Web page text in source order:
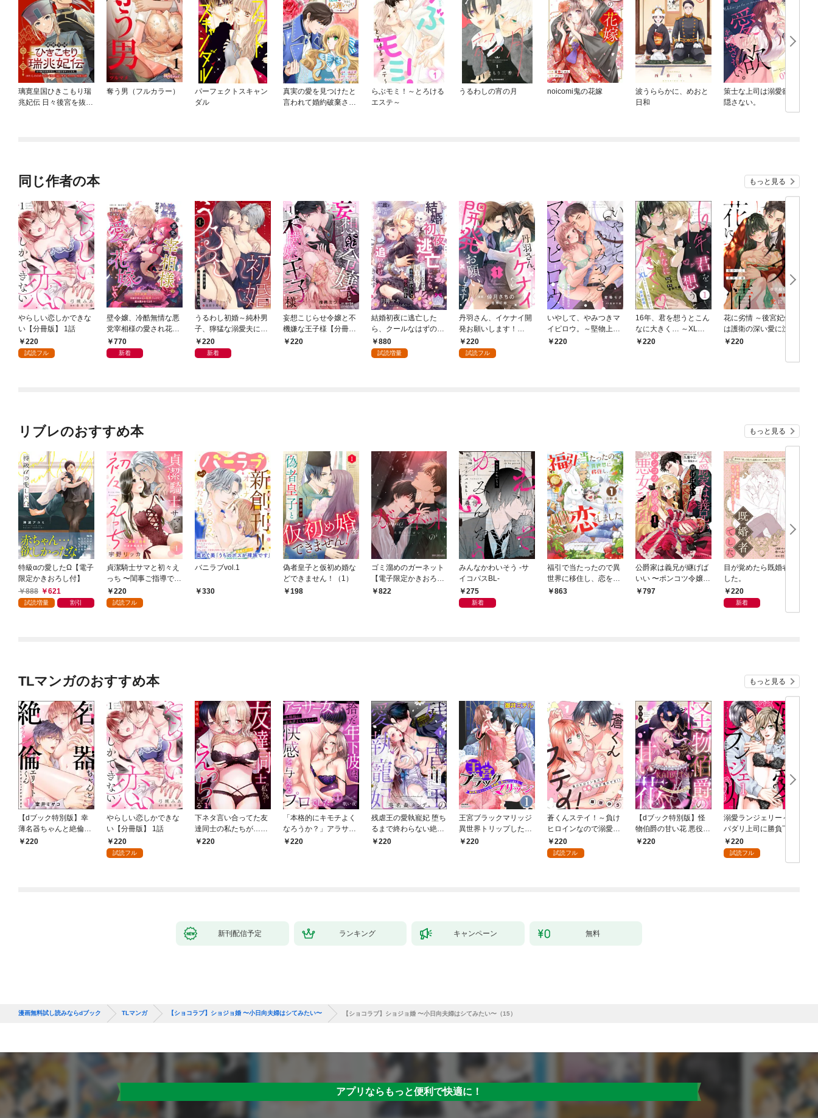
璃寛皇国ひきこもり瑞
兆妃伝 日々後宮を抜け
奪う男（フルカラー）
パーフェクトスキャン
ダル
真実の愛を見つけたと
言われて婚約破棄され
らぶモミ！～とろける
エステ～
うるわしの宵の月 noicomi鬼の花嫁
波うららかに、めおと
日和
策士な上司は溺愛欲を
隠さない。
同じ作者の本 もっと見る
やらしい恋しかできな
い【分冊版】 1話
220
試読フル
壁令嬢、冷酷無情な悪
党宰相様の愛され花嫁
に！？～契約結婚のは
ずが、外堀を埋められ
770
新着
うるわし初婚～純朴男
子、獰猛な溺愛夫に成
る～(1)
220
新着
妄想こじらせ令嬢と不
機嫌な王子様【分冊
版】 1話
220
結婚初夜に逃亡した
ら、クールなはずの国
王陛下が本性を露わに
して魔女の私を追いか
880
試読増量
丹羽さん、イケナイ開
発お願いします！
（1）
220
試読フル
いやして、やみつきマ
イピロウ。～堅物上司
のお胸がひかえめにい
220
16年、君を想うとこん
なに大きく… ～XLな
エリート捜査官と契約
220
花に劣情 ～後宮妃候補
は護衛の深い愛に沈む
～(1)
220
リブレのおすすめ本 もっと見る
特級αの愛したΩ【電子
限定かきおろし付】
888
621
試読増量 割引
貞潔騎士サマと初々え
っち 〜閨事ご指導でき
かねます！〜（1）
220
試読フル
バニラブvol.1
330
偽者皇子と仮初め婚な
どできません！（1）
198
ゴミ溜めのガーネット
【電子限定かきおろし
付】822
みんなかわいそう -サ
イコパスBL-
275
新着
福引で当たったので異
世界に移住し、恋をし
ました（1）【電子限
863
公爵家は義兄が継げば
いい 〜ポンコツ令嬢の
悪女計画〜 1【電子限
797
目が覚めたら既婚者で
した。
220
新着
TLマンガのおすすめ本 もっと見る
【dブック特別版】幸
薄名器ちゃんと絶倫エ
リートくん むさぼりエ
220
やらしい恋しかできな
い【分冊版】 1話
220
試読フル
下ネタ言い合ってた友
達同士の私たちが…一
晩中えっちしてる【TL
220
「本格的にキモチよく
なろうか？」アラサー
女が拾った年下彼は、
220
残虐王の愛執寵妃 堕ち
るまで終わらない絶頂
夜伽で囚われて（分冊
220
王宮ブラックマリッジ
異世界トリップしたら
宰相様に抱かれていま
220
蒼くんステイ！～負け
ヒロインなので溺愛に
は不慣れです！？～
【分冊版】 1話
220
試読フル
【dブック特別版】怪
物伯爵の甘い花 悪役令
嬢はベッドで乱れ散る
220
溺愛ランジェリー～ス
パダリ上司に勝負下着
を見られたら淫靡な恋
が始まった～【分冊
220
試読フル
新刊配信予定 ランキング キャンペーン 無料
漫画無料試し読みならdブック TLマンガ 【ショコラブ】ショジョ婚 〜小日向夫婦はシてみたい〜 【ショコラブ】ショジョ婚 〜小日向夫婦はシてみたい〜（15）
アプリならもっと便利で快適に！